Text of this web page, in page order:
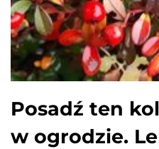
Posadź ten
w ogrodzie.